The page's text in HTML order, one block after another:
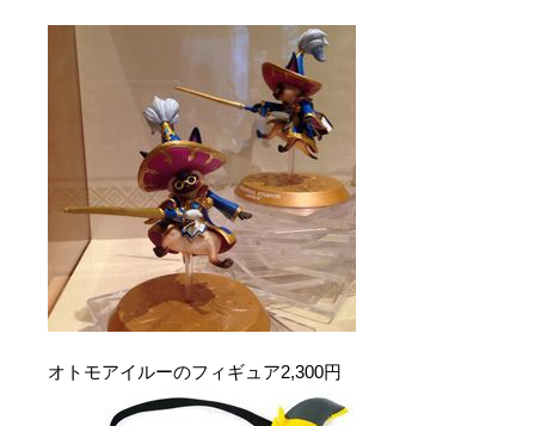
オトモアイルーのフィギュア2,300円